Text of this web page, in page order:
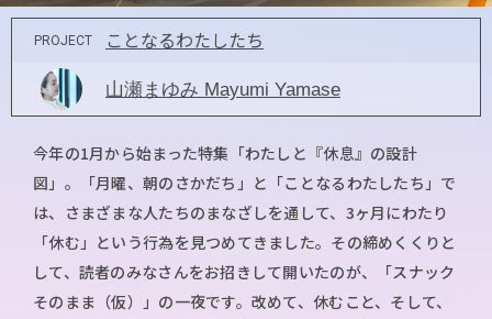
PROJECT ことなるわたしたち
山瀬まゆみ Mayumi Yamase
今年の1月から始まった特集「わたしと『休息』の設計
図」。「月曜、朝のさかだち」と「ことなるわたしたち」で
は、さまざまな人たちのまなざしを通して、3ヶ月にわたり
「休む」という行為を見つめてきました。その締めくくりと
して、読者のみなさんをお招きして開いたのが、「スナック
そのまま（仮）」の一夜です。改めて、休むこと、そして、